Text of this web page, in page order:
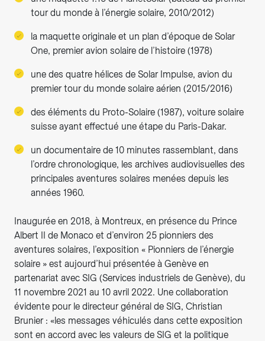
tour du monde à l’énergie solaire, 2010/2012)
la maquette originale et un plan d’époque de Solar
One, premier avion solaire de l’histoire (1978)
une des quatre hélices de Solar Impulse, avion du
premier tour du monde solaire aérien (2015/2016)
des éléments du Proto-Solaire (1987), voiture solaire
suisse ayant effectué une étape du Paris-Dakar.
un documentaire de 10 minutes rassemblant, dans
l’ordre chronologique, les archives audiovisuelles des
principales aventures solaires menées depuis les
années 1960.
Inaugurée en 2018, à Montreux, en présence du Prince
Albert II de Monaco et d’environ 25 pionniers des
aventures solaires, l’exposition « Pionniers de l’énergie
solaire » est aujourd’hui présentée à Genève en
partenariat avec SIG (Services industriels de Genève), du
11 novembre 2021 au 10 avril 2022. Une collaboration
évidente pour le directeur général de SIG, Christian
Brunier : «les messages véhiculés dans cette exposition
sont en accord avec les valeurs de SIG et la politique